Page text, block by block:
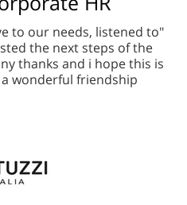
to our needs, listened to
the next steps of the
thanks and i hope this is
wonderful friendship."